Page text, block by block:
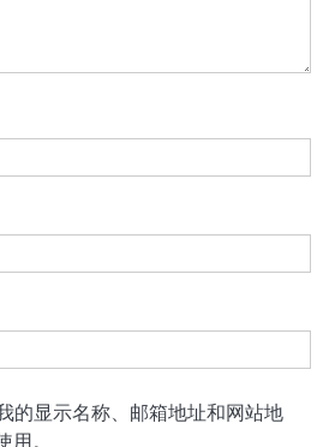
的显示名称、邮箱地址和网站地
。